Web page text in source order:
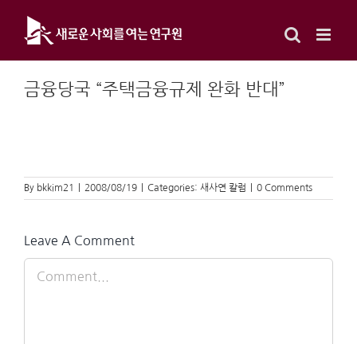
content
금융당국 “주택금융규제 완화 반대”
By bkkim21 2008/08/19 Categories: 새사연 칼럼 0 Comments
Leave A Comment